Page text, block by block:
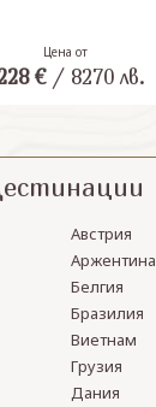
Цена от
€/ 8270 лв.
Австрия
Аржентина
Белгия
Бразилия
Виетнам
Грузия
Дания